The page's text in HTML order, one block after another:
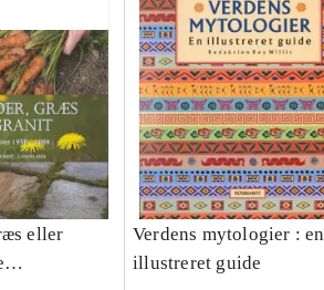
eller
Verdens mytologier : en
illustreret guide